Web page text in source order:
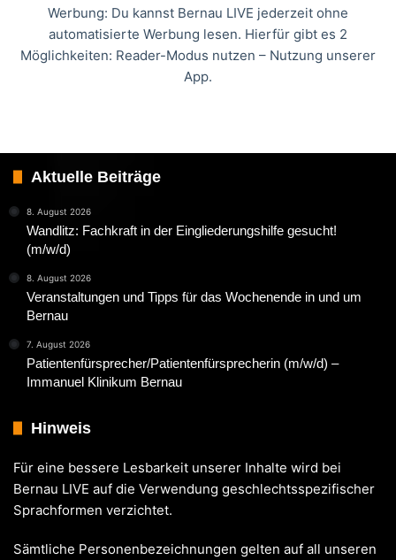
Werbung: Du kannst Bernau LIVE jederzeit ohne
automatisierte Werbung lesen. Hierfür gibt es 2
Möglichkeiten: Reader-Modus nutzen – Nutzung unserer
App.
Aktuelle Beiträge
8. August 2026
Wandlitz: Fachkraft in der Eingliederungshilfe gesucht!
(m/w/d)
8. August 2026
Veranstaltungen und Tipps für das Wochenende in und um
Bernau
7. August 2026
Patientenfürsprecher/Patientenfürsprecherin (m/w/d) –
Immanuel Klinikum Bernau
Hinweis
Für eine bessere Lesbarkeit unserer Inhalte wird bei
Bernau LIVE auf die Verwendung geschlechtsspezifischer
Sprachformen verzichtet.
Sämtliche Personenbezeichnungen gelten auf all unseren